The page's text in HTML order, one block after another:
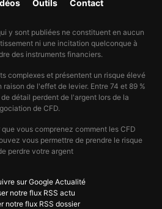
Outils Contact
y sont publiées ne constituent en aucun
ni une incitation quelconque à
des instruments financiers.
complexes et présentent un risque élevé
de l'effet de levier. Entre 74 et 89 %
détail perdent de l'argent lors de la
de CFD.
vous comprenez comment les CFD
vous permettre de prendre le risque
perdre votre argent
sur Google Actualité
notre flux RSS actu
notre flux RSS dossier